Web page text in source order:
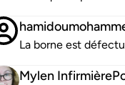
La borne est
Mylen